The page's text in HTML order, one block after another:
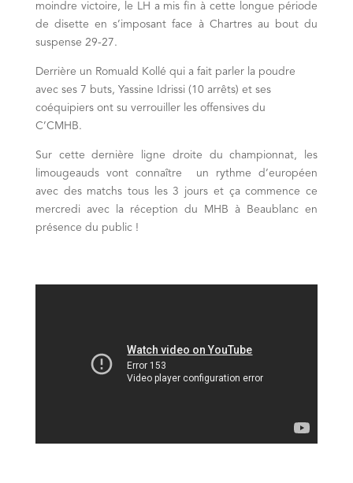
moindre victoire, le LH a mis fin à cette longue période
de disette en s’imposant face à Chartres au bout du
suspense 29-27.
Derrière un Romuald Kollé qui a fait parler la poudre
avec ses 7 buts, Yassine Idrissi (10 arrêts) et ses
coéquipiers ont su verrouiller les offensives du
C’CMHB.
Sur cette dernière ligne droite du championnat, les
limougeauds vont connaître un rythme d’européen
avec des matchs tous les 3 jours et ça commence ce
mercredi avec la réception du MHB à Beaublanc en
présence du public !